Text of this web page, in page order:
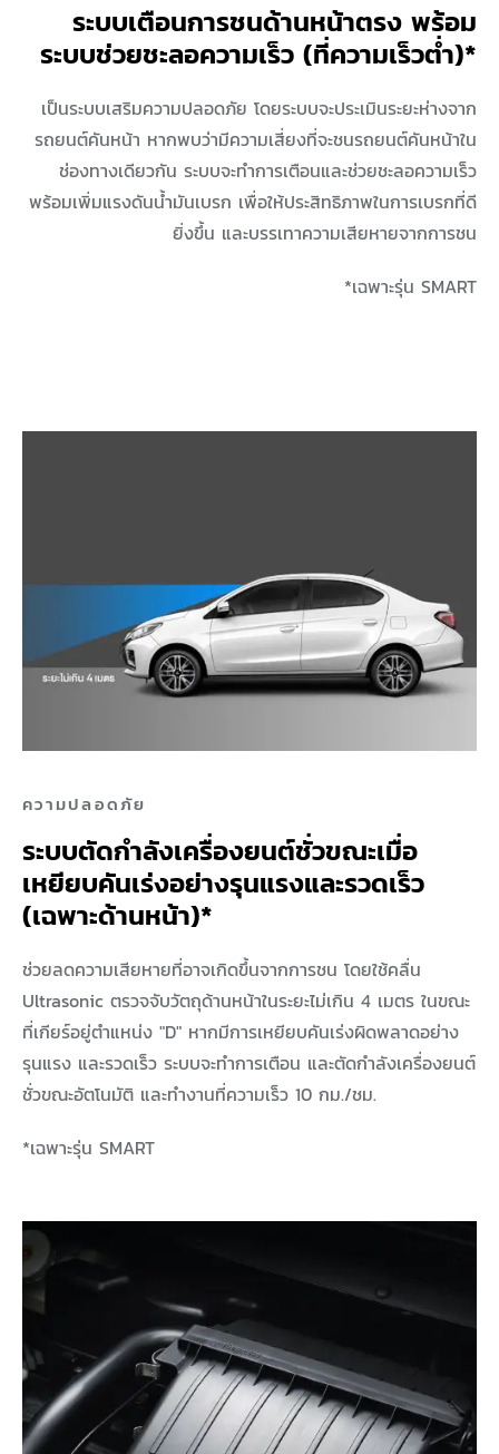
ระบบเตือนการชนด้านหน้าตรง พร้อม
ระบบช่วยชะลอความเร็ว (ที่ความเร็วต่ำ)*
เป็นระบบเสริมความปลอดภัย โดยระบบจะประเมินระยะห่างจาก
รถยนต์คันหน้า หากพบว่ามีความเสี่ยงที่จะชนรถยนต์คันหน้าใน
ช่องทางเดียวกัน ระบบจะทำการเตือนและช่วยชะลอความเร็ว
พร้อมเพิ่มแรงดันน้ำมันเบรก เพื่อให้ประสิทธิภาพในการเบรกที่ดี
ยิ่งขึ้น และบรรเทาความเสียหายจากการชน
*เฉพาะรุ่น SMART
ความปลอดภัย
ระบบตัดกำลังเครื่องยนต์ชั่วขณะเมื่อ
เหยียบคันเร่งอย่างรุนแรงและรวดเร็ว
(เฉพาะด้านหน้า)*
ช่วยลดความเสียหายที่อาจเกิดขึ้นจากการชน โดยใช้คลื่น
Ultrasonic ตรวจจับวัตถุด้านหน้าในระยะไม่เกิน 4 เมตร ในขณะ
ที่เกียร์อยู่ตำแหน่ง "D" หากมีการเหยียบคันเร่งผิดพลาดอย่าง
รุนแรง และรวดเร็ว ระบบจะทำการเตือน และตัดกำลังเครื่องยนต์
ชั่วขณะอัตโนมัติ และทำงานที่ความเร็ว 10 กม./ชม.
*เฉพาะรุ่น SMART